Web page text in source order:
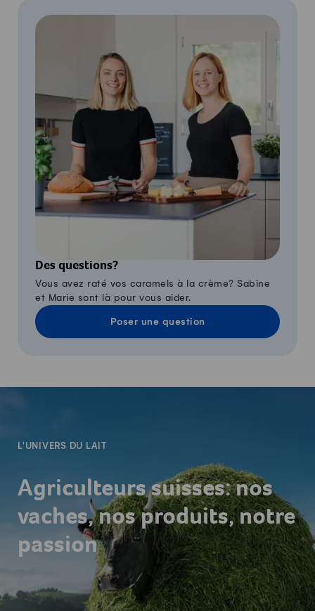
Des questions?
Vous avez raté vos caramels à la crème? Sabine
et Marie sont là pour vous aider.
Poser une question
L'UNIVERS DU LAIT
Agriculteurs suisses: nos
vaches, nos produits, notre
passion